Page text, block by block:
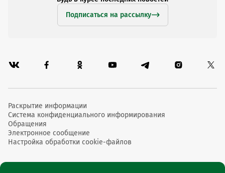
Подписаться на рассылку
Раскрытие информации
Система конфиденциального информирования
Обращения
Электронное сообщение
Настройка обработки cookie-файлов